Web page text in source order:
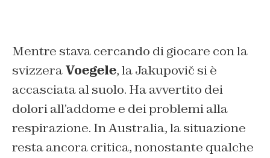
Mentre stava cercando di giocare con la
svizzeraVoegele, la Jakupovič si è
accasciata al suolo. Ha avvertito dei
dolori all’addome e dei problemi alla
respirazione. In Australia, la situazione
resta ancora critica, nonostante qualche